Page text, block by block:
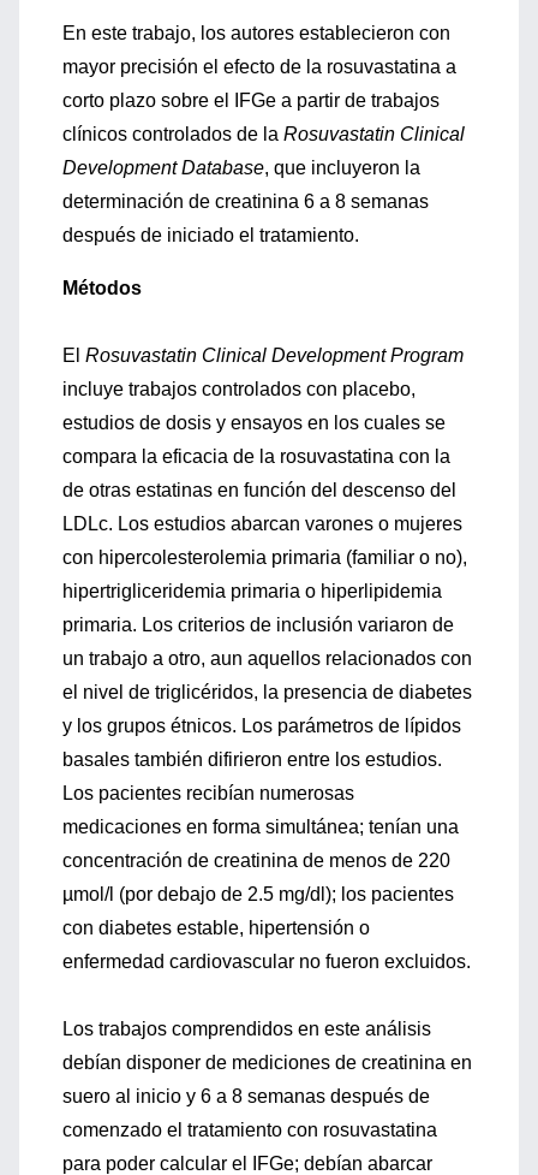
En este trabajo, los autores establecieron con
mayor precisión el efecto de la rosuvastatina a
corto plazo sobre el IFGe a partir de trabajos
clínicos controlados de la Rosuvastatin Clinical
Development Database, que incluyeron la
determinación de creatinina 6 a 8 semanas
después de iniciado el tratamiento.
Métodos
El Rosuvastatin Clinical Development Program
incluye trabajos controlados con placebo,
estudios de dosis y ensayos en los cuales se
compara la eficacia de la rosuvastatina con la
de otras estatinas en función del descenso del
LDLc. Los estudios abarcan varones o mujeres
con hipercolesterolemia primaria (familiar o no),
hipertrigliceridemia primaria o hiperlipidemia
primaria. Los criterios de inclusión variaron de
un trabajo a otro, aun aquellos relacionados con
el nivel de triglicéridos, la presencia de diabetes
y los grupos étnicos. Los parámetros de lípidos
basales también difirieron entre los estudios.
Los pacientes recibían numerosas
medicaciones en forma simultánea; tenían una
concentración de creatinina de menos de 220
µmol/l (por debajo de 2.5 mg/dl); los pacientes
con diabetes estable, hipertensión o
enfermedad cardiovascular no fueron excluidos.
Los trabajos comprendidos en este análisis
debían disponer de mediciones de creatinina en
suero al inicio y 6 a 8 semanas después de
comenzado el tratamiento con rosuvastatina
para poder calcular el IFGe; debían abarcar